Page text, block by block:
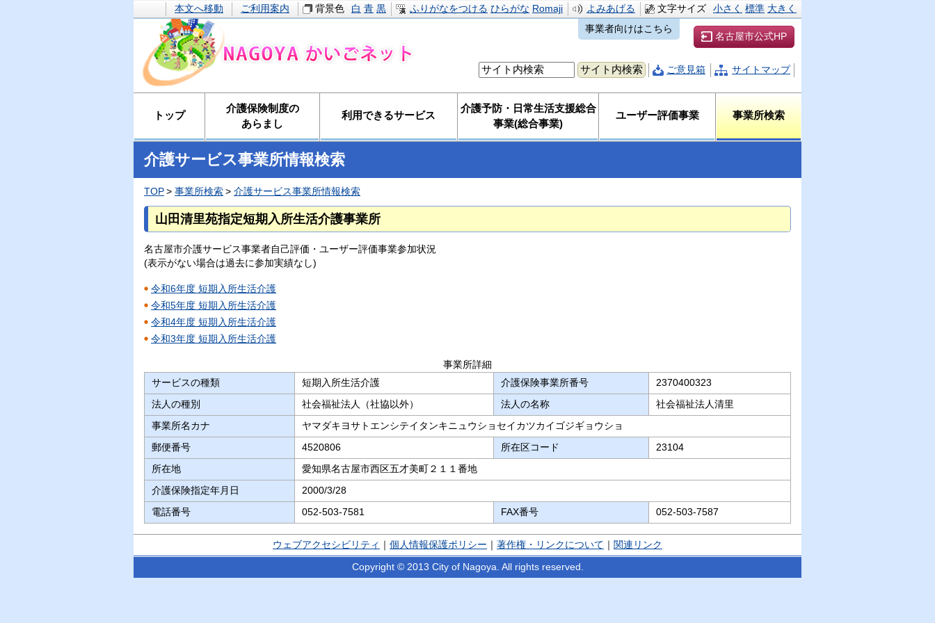
本文へ移動 ご利用案内 背景色 白 青 黒 ふりがなをつける ひらがな Romaji よみあげる 文字サイズ 小さく 標準 大きく
名古屋市公式HP
事業者向けはこちら
ご意見箱 サイトマップ
トップ
介護保険制度の
あらまし
利用できるサービス
介護予防・日常生活支援総合
事業(総合事業)
ユーザー評価事業 事業所検索
介護サービス事業所情報検索
TOP 事業所検索 介護サービス事業所情報検索
山田清里苑指定短期入所生活介護事業所
名古屋市介護サービス事業者自己評価・ユーザー評価事業参加状況
(表示がない場合は過去に参加実績なし)
令和6年度 短期入所生活介護
令和5年度 短期入所生活介護
令和4年度 短期入所生活介護
令和3年度 短期入所生活介護
事業所詳細
サービスの種類
短期入所生活介護 介護保険事業所番号 2370400323
法人の種別 社会福祉法人（社協以外） 法人の名称 社会福祉法人清里
事業所名カナ ヤマダキヨサトエンシテイタンキニュウショセイカツカイゴジギョウショ
郵便番号 4520806 所在区コード 23104
所在地 愛知県名古屋市西区五才美町２１１番地
介護保険指定年月日 2000/3/28
電話番号 052-503-7581 FAX番号 052-503-7587
ウェブアクセシビリティ 個人情報保護ポリシー 著作権・リンクについて 関連リンク
Copyright © 2013 City of Nagoya. All rights reserved.